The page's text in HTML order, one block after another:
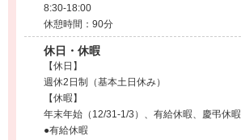
8:30-18:00
休憩時間：90分
休日・休暇
【休日】
週休2日制（基本土日休み）
【休暇】
年末年始（12/31-1/3）、有給休暇、慶弔休暇
●有給休暇